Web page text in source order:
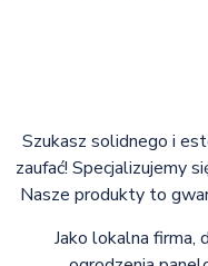
Szukasz solidnego i
zaufać! Specjalizujemy
Nasze produkty to
Jako lokalna firma,